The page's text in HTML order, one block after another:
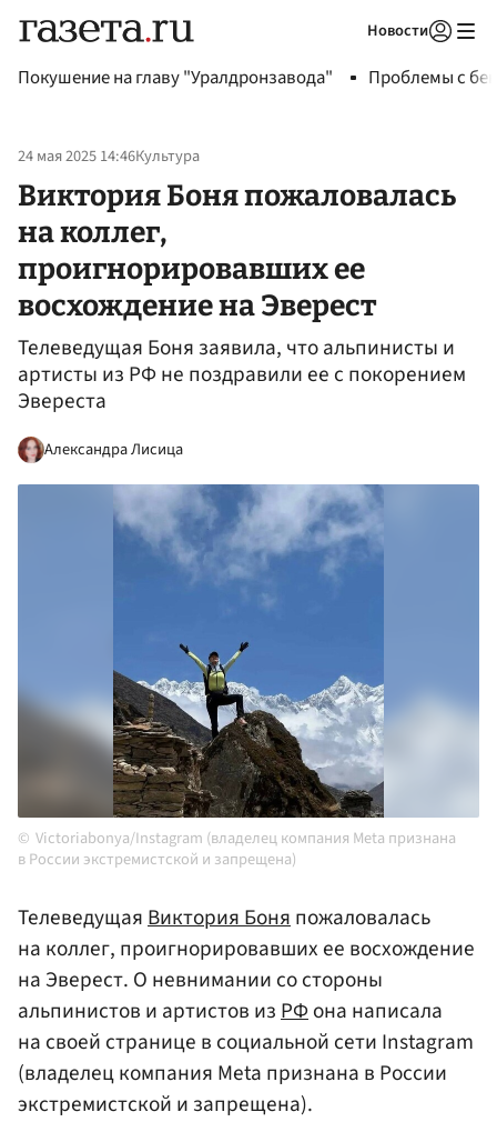
Новости
Покушение на главу "Уралдронзавода" Проблемы с
24 мая 2025 14:46Культура
Виктория Боня пожаловалась
на коллег,
проигнорировавших ее
восхождение на Эверест
Телеведущая Боня заявила, что альпинисты и
артисты из РФ не поздравили ее с покорением
Эвереста
Александра Лисица
Victoriabonya/Instagram (владелец компания Meta признана
в России экстремистской и запрещена)
ТелеведущаяВиктория Боняпожаловалась
на коллег, проигнорировавших ее восхождение
на Эверест. О невнимании со стороны
альпинистов и артистов изРФона написала
на своей странице в социальной сети Instagram
(владелец компания Meta признана в России
экстремистской и запрещена).